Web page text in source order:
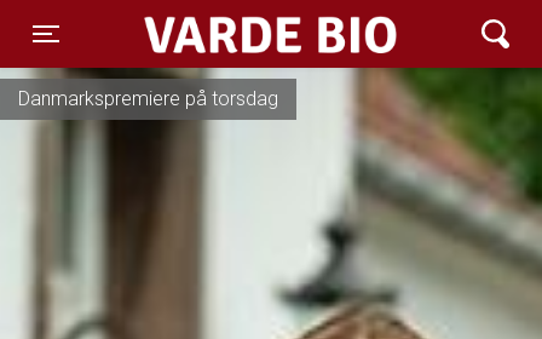
Toggle navigation
Varde Bio ApS
Danmarkspremiere på torsdag